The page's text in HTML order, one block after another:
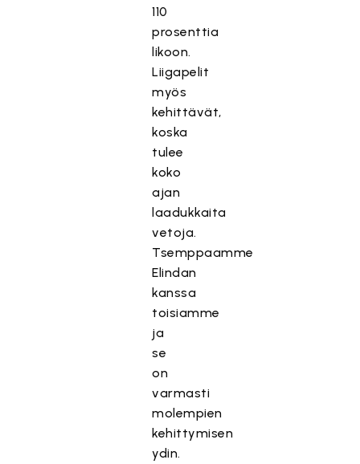
110
prosenttia
likoon.
Liigapelit
myös
kehittävät,
koska
tulee
koko
ajan
laadukkaita
vetoja.
Tsemppaamme
Elindan
kanssa
toisiamme
ja
se
on
varmasti
molempien
kehittymisen
ydin.